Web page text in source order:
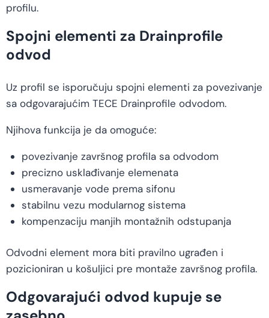
profilu.
Spojni elementi za Drainprofile
odvod
Uz profil se isporučuju spojni elementi za povezivanje
sa odgovarajućim TECE Drainprofile odvodom.
Njihova funkcija je da omoguće:
povezivanje završnog profila sa odvodom
precizno usklađivanje elemenata
usmeravanje vode prema sifonu
stabilnu vezu modularnog sistema
kompenzaciju manjih montažnih odstupanja
Odvodni element mora biti pravilno ugrađen i
pozicioniran u košuljici pre montaže završnog profila.
Odgovarajući odvod kupuje se